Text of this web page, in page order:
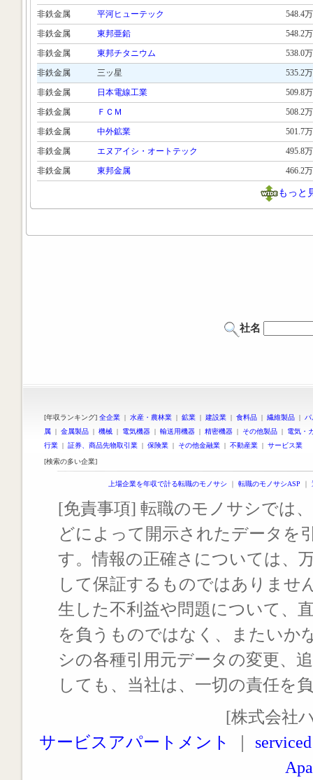
非鉄金属
平河ヒューテック
548.4万
非鉄金属
東邦亜鉛
548.2万
非鉄金属
東邦チタニウム
538.0万
非鉄金属
三ッ星
535.2万
非鉄金属
日本電線工業
509.8万
非鉄金属
ＦＣＭ
508.2万
非鉄金属
中外鉱業
501.7万
非鉄金属
エヌアイシ・オートテック
495.8万
非鉄金属
東邦金属 466.2万
もっと
社名
[年収ランキング] 全企業 | 水産・農林業 | 鉱業 | 建設業 | 食料品 | 繊維製品 |
属 | 金属製品 | 機械 | 電気機器 | 輸送用機器 | 精密機器 | その他製品 | 電気・
行業 | 証券、商品先物取引業 | 保険業 | その他金融業 | 不動産業 | サービス業
[検索の多い企業]
上場企業を年収で計る転職のモノサシ ｜ 転職のモノサシASP ｜
[免責事項] 転職のモノサシでは
どによって開示されたデータを
す。情報の正確さについては、
して保証するものではありませ
生した不利益や問題について、
を負うものではなく、またいか
シの各種引用元データの変更、
しても、当社は、一切の責任を
[株式会社
サービスアパートメント